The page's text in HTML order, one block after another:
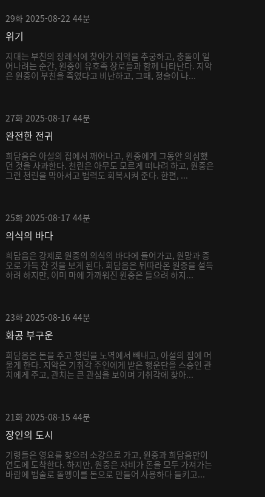
29화 2025-08-22 44분
위기
지대는 부친의 장례식에 찾아가 지악을 추궁하고, 충돌이 일
어나려는 순간, 원중이 유호족 장로들과 함께 나타난다. 지악
은 원중이 부친을 죽였다고 비난하고, 그때, 정술이 나...
27화 2025-08-17 44분
완전한 전귀
희담음은 아설의 집에서 깨어나고, 원중에게 그동안 의심했
던 것을 사과한다. 천린은 아무도 모르게 떠나려 하고, 원중은
그런 천린을 막아서고 법력도 회복시켜 준다. 한편, ...
25화 2025-08-17 44분
의식의 바다
희담음은 강제로 원중의 의식의 바다에 들어가고, 원망과 증
오로 가득 찬 것을 보게 된다. 희담음은 뒤따라온 원중을 설득
하려 하지만, 이미 마에 가까워진 원중은 들으려 하지...
23화 2025-08-16 44분
화공 부구운
희담음은 돈을 주고 천린을 노역에서 빼내고, 아설의 집에 머
물게 한다. 지악은 기취각 주인에게 받은 행운단을 스승인 관
치에게 주고, 관치는 큰 관심을 보이며 기취각에 찾아...
21화 2025-08-15 44분
장인의 도시
기령들은 영요를 찾으러 소강으로 가고, 원중과 희담음만이
연도에 도착한다. 하지만, 원중은 자비가 돈을 모두 가져가는
바람에 법술로 돌멩이를 돈으로 만들어 사용하다 들키고...